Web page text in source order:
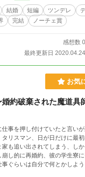
結婚 短編 ツンデレ
完結 ノーチェ賞
感想数 0
最終更新日 2020.04.24
お気
約破棄された魔道具
事を押し付けていたと言い
リスマン、日が日だけに最
も追い出されてしまう、し
し的に再婚約、彼の学生寮
ぐらいは自分で何とかしよ
ートに誘われ魔道具業を再開